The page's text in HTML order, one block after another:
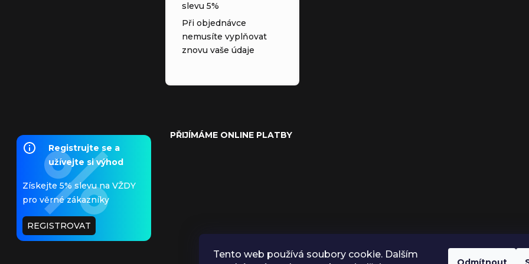
Tento web používá soubory cookie. Dalším
slevu 5%
Při objednávce
nemusíte vyplňovat
znovu vaše údaje
Registrujte se a
užívejte si výhod
Získejte 5% slevu na VŽDY
pro věrné zákazníky
REGISTROVAT
PŘIJÍMÁME ONLINE PLATBY